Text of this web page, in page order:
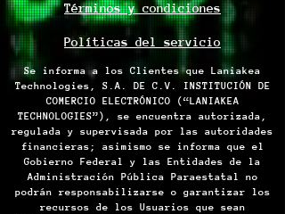
Términos y condiciones
Políticas del servicio
Se informa a los Clientes que Laniakea
Technologies, S.A. DE C.V. INSTITUCIÓN DE
COMERCIO ELECTRÓNICO (“LANIAKEA
TECHNOLOGIES”), se encuentra autorizada,
regulada y supervisada por las autoridades
financieras; asimismo se informa que el
Gobierno Federal y las Entidades de la
Administración Pública Paraestatal no
podrán responsabilizarse o garantizar los
recursos de los Usuarios que sean